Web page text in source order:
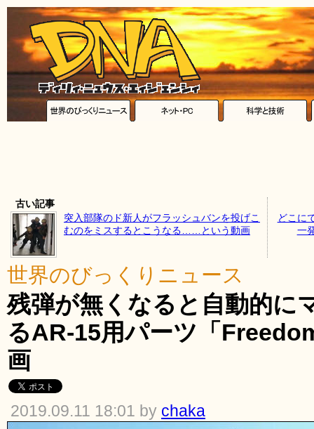
古い記事
突入部隊のド新人がフラッシュバンを投げこ
むのをミスするとこうなる……という動画
どこに
一
世界のびっくりニュース
残弾が無くなると自動的に
るAR-15用パーツ「
画
2019.09.11 18:01 by chaka